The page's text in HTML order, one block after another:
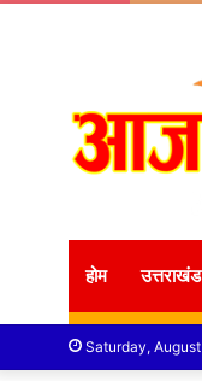
होम उत्तराखंड
Saturday,